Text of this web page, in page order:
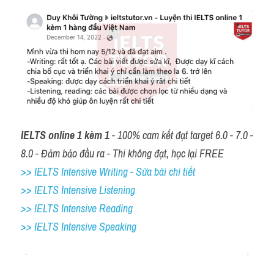
IELTS online 1 kèm 1 - 100% cam kết đạt target 6.0 - 7.0 -
8.0 - Đảm bảo đầu ra - Thi không đạt, học lại FREE
>> IELTS Intensive Writing - Sửa bài chi tiết
>> IELTS Intensive Listening
>> IELTS Intensive Reading
>> IELTS Intensive Speaking